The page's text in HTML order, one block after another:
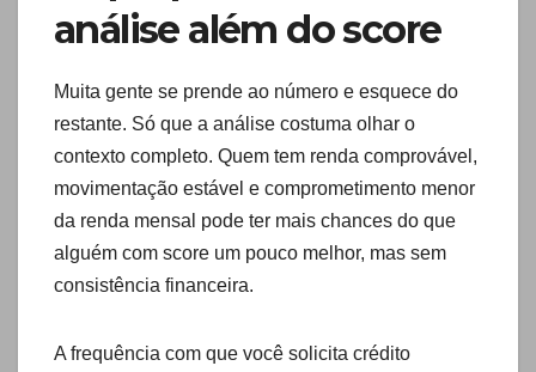
análise além do score
Muita gente se prende ao número e esquece do
restante. Só que a análise costuma olhar o
contexto completo. Quem tem renda comprovável,
movimentação estável e comprometimento menor
da renda mensal pode ter mais chances do que
alguém com score um pouco melhor, mas sem
consistência financeira.
A frequência com que você solicita crédito